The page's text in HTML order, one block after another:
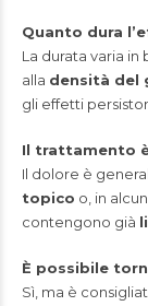
Quanto dura
La durata varia in
alla densità del
gli effetti
Il trattamento
Il dolore è
topico o, in
contengono già
È possibile
Sì, ma è